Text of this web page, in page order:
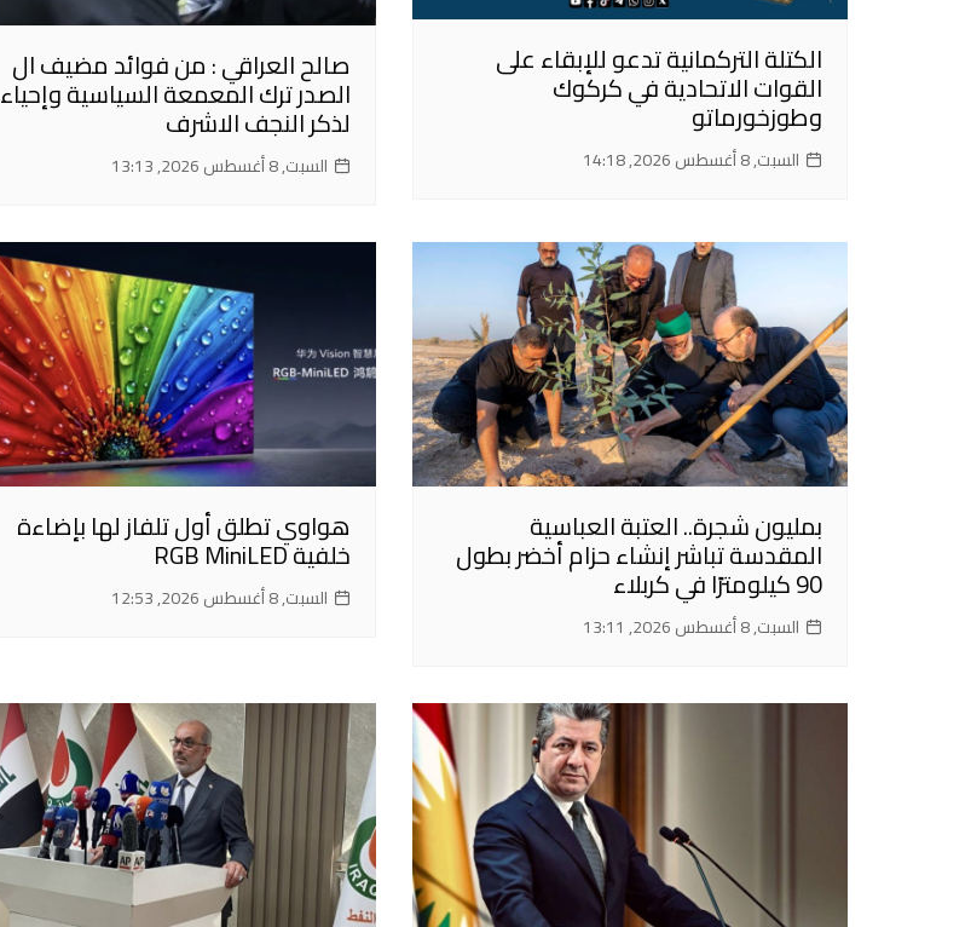
الكتلة التركمانية تدعو للإبقاء على
القوات الاتحادية في كركوك
وطوزخورماتو
السبت, 8 أغسطس 2026, 14:18
صالح العراقي : من فوائد مضيف ال
الصدر ترك المعمعة السياسية وإحياء
لذكر النجف الاشرف
السبت, 8 أغسطس 2026, 13:13
بمليون شجرة.. العتبة العباسية
المقدسة تباشر إنشاء حزام أخضر بطول
90 كيلومترًا في كربلاء
السبت, 8 أغسطس 2026, 13:11
هواوي تطلق أول تلفاز لها بإضاءة
خلفية RGB MiniLED
السبت, 8 أغسطس 2026, 12:53